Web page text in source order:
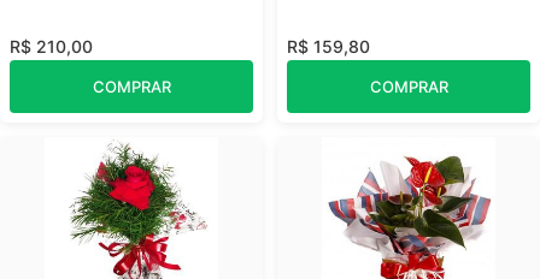
R$ 210,00
COMPRAR
R$ 159,80
COMPRAR